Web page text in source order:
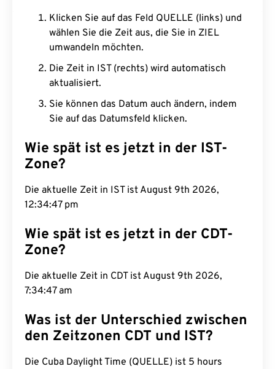
Klicken Sie auf das Feld QUELLE (links) und
wählen Sie die Zeit aus, die Sie in ZIEL
umwandeln möchten.
Die Zeit in IST (rechts) wird automatisch
aktualisiert.
Sie können das Datum auch ändern, indem
Sie auf das Datumsfeld klicken.
Wie spät ist es jetzt in der IST-
Zone?
Die aktuelle Zeit in IST ist August 9th 2026,
12:34:48 pm
Wie spät ist es jetzt in der CDT-
Zone?
Die aktuelle Zeit in CDT ist August 9th 2026,
7:34:48 am
Was ist der Unterschied zwischen
den Zeitzonen CDT und IST?
Die Cuba Daylight Time (QUELLE) ist 5 hours